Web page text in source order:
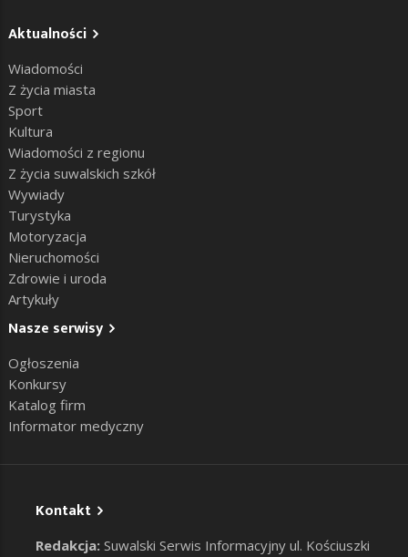
Aktualności
Wiadomości
Z życia miasta
Sport
Kultura
Wiadomości z regionu
Z życia suwalskich szkół
Wywiady
Turystyka
Motoryzacja
Nieruchomości
Zdrowie i uroda
Artykuły
Nasze serwisy
Ogłoszenia
Konkursy
Katalog firm
Informator medyczny
Kontakt
Redakcja: Suwalski Serwis Informacyjny ul. Kościuszki